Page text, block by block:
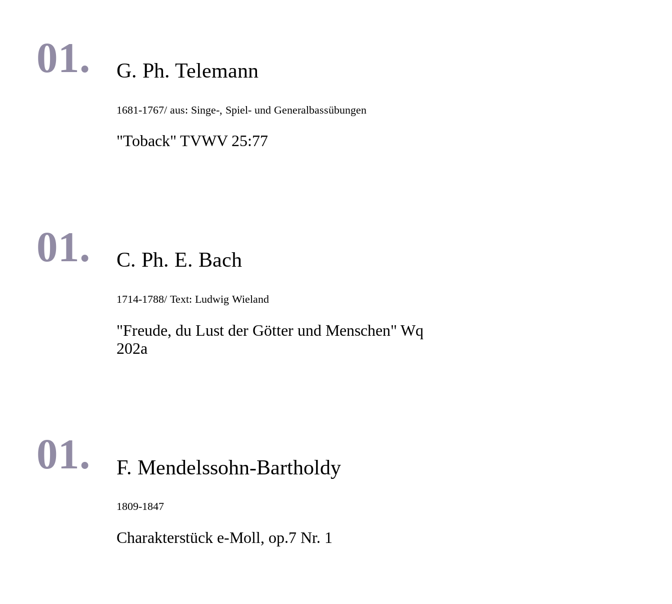
G. Ph. Telemann
1681-1767/ aus: Singe-, Spiel- und Generalbassübungen
"Toback" TVWV 25:77
C. Ph. E. Bach
1714-1788/ Text: Ludwig Wieland
"Freude, du Lust der Götter und Menschen" Wq
202a
F. Mendelssohn-Bartholdy
1809-1847
Charakterstück e-Moll, op.7 Nr. 1